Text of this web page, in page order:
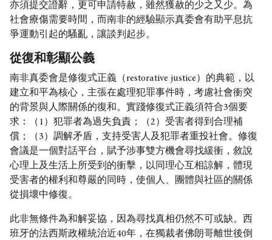
亦須提交證辭，更可申請特赦，雖然獲赦的少之又少。為
社會療傷需要時間，而南非的經驗顯示真委會有助平息抗
爭運動引起的騷亂，讓談判起步。
從復和彰顯公義
南非真委會是修復式正義（restorative justice）的典範，以
建立和平為核心，主張在處理犯罪事件時，考慮社會衝突
的背景與人際關係的復和。實踐修復式正義須符合3個要
求：（1）犯罪者為過失負責；（2）受害者得到合理補
償；（3）調解矛盾，支持受害人及犯罪者重投社會。修復
會議是一個對話平台，賦予涉事雙方機會尋找緩衝，敘說
心理上及生活上所受到的衝擊，以同理心互相諒解，體現
受害者的權利和尊嚴的同時，使個人、團體與社區的關係
從損壞中修復。
此非無條件為和解妥協，因為尋找真相仍然不可或缺。西
班牙的法西斯政權統治近40年，在獨裁者佛朗哥離世後倒